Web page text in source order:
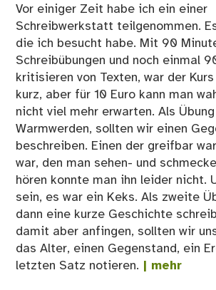
Vor einiger Zeit habe ich ein einer
Schreibwerkstatt teilgenommen.
die ich besucht habe. Mit 90
Schreibübungen und noch einmal
kritisieren von Texten, war der
kurz, aber für 10 Euro kann man
nicht viel mehr erwarten. Als
Warmwerden, sollten wir einen
beschreiben. Einen der greifbar
war, den man sehen- und
hören konnte man ihn leider nicht.
sein, es war ein Keks. Als zweite
dann eine kurze Geschichte
damit aber anfingen, sollten wir
das Alter, einen Gegenstand, ein
letzten Satz notieren. | mehr